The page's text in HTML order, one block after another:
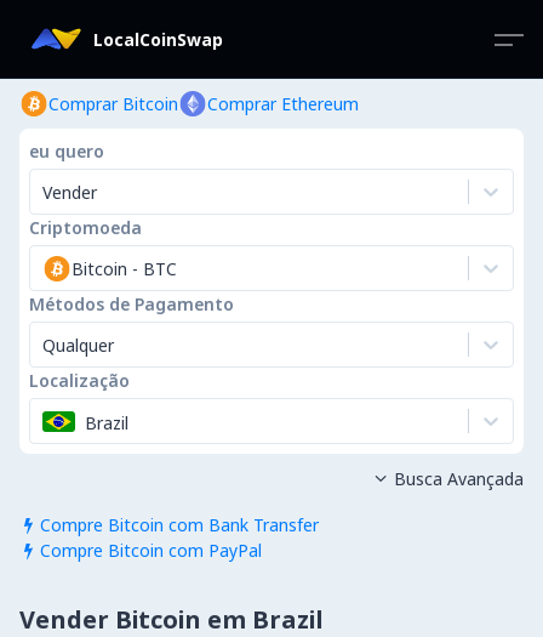
LocalCoinSwap
Comprar Bitcoin Comprar Ethereum
eu quero
Vender
Criptomoeda
Bitcoin - BTC
Métodos de Pagamento
Qualquer
Localização
Brazil
 Compre Bitcoin com Bank Transfer
 Compre Bitcoin com PayPal
 Busca Avançada
Vender Bitcoin em Brazil